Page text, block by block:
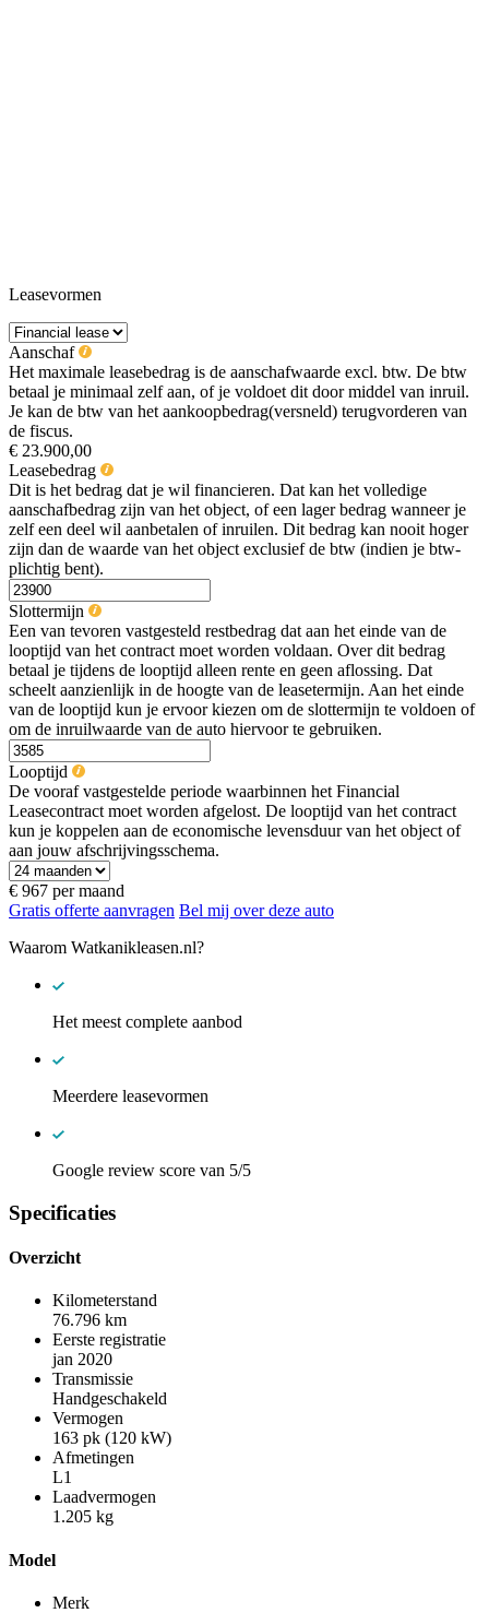
Leasevormen
Aanschaf
Het maximale leasebedrag is de aanschafwaarde excl. btw. De btw
betaal je minimaal zelf aan, of je voldoet dit door middel van inruil.
Je kan de btw van het aankoopbedrag(versneld) terugvorderen van
de fiscus.
€ 23.900,00
Leasebedrag
Dit is het bedrag dat je wil financieren. Dat kan het volledige
aanschafbedrag zijn van het object, of een lager bedrag wanneer je
zelf een deel wil aanbetalen of inruilen. Dit bedrag kan nooit hoger
zijn dan de waarde van het object exclusief de btw (indien je btw-
plichtig bent).
Slottermijn
Een van tevoren vastgesteld restbedrag dat aan het einde van de
looptijd van het contract moet worden voldaan. Over dit bedrag
betaal je tijdens de looptijd alleen rente en geen aflossing. Dat
scheelt aanzienlijk in de hoogte van de leasetermijn. Aan het einde
van de looptijd kun je ervoor kiezen om de slottermijn te voldoen of
om de inruilwaarde van de auto hiervoor te gebruiken.
Looptijd
De vooraf vastgestelde periode waarbinnen het Financial
Leasecontract moet worden afgelost. De looptijd van het contract
kun je koppelen aan de economische levensduur van het object of
aan jouw afschrijvingsschema.
€ 967 per maand
Gratis offerte aanvragen Bel mij over deze auto
Waarom Watkanikleasen.nl?
Het meest complete aanbod
Meerdere leasevormen
Google review score van 5/5
Specificaties
Overzicht
Kilometerstand
76.796 km
Eerste registratie
jan 2020
Transmissie
Handgeschakeld
Vermogen
163 pk (120 kW)
Afmetingen
L1
Laadvermogen
1.205 kg
Model
Merk